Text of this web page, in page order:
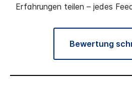
Erfahrungen teilen – jedes
Bewertung